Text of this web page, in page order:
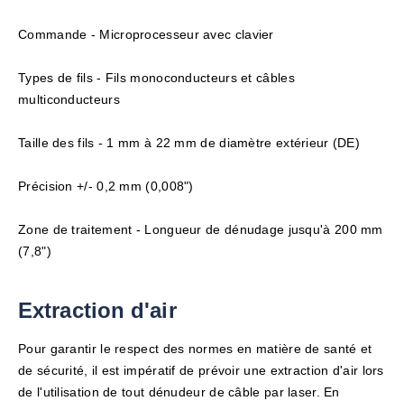
Commande - Microprocesseur avec clavier
Types de fils - Fils monoconducteurs et câbles
multiconducteurs
Taille des fils - 1 mm à 22 mm de diamètre extérieur (DE)
Précision +/- 0,2 mm (0,008")
Zone de traitement - Longueur de dénudage jusqu'à 200 mm
(7,8")
Extraction d'air
Pour garantir le respect des normes en matière de santé et
de sécurité, il est impératif de prévoir une extraction d'air lors
de l'utilisation de tout dénudeur de câble par laser. En